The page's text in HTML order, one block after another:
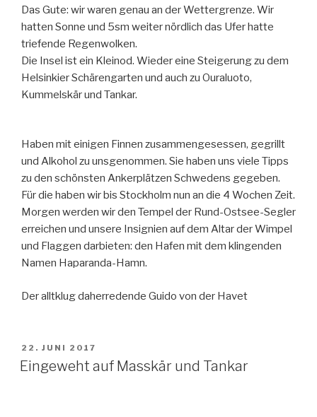
Das Gute: wir waren genau an der Wettergrenze. Wir
hatten Sonne und 5sm weiter nördlich das Ufer hatte
triefende Regenwolken.
Die Insel ist ein Kleinod. Wieder eine Steigerung zu dem
Helsinkier Schärengarten und auch zu Ouraluoto,
Kummelskär und Tankar.
Haben mit einigen Finnen zusammengesessen, gegrillt
und Alkohol zu unsgenommen. Sie haben uns viele Tipps
zu den schönsten Ankerplätzen Schwedens gegeben.
Für die haben wir bis Stockholm nun an die 4 Wochen Zeit.
Morgen werden wir den Tempel der Rund-Ostsee-Segler
erreichen und unsere Insignien auf dem Altar der Wimpel
und Flaggen darbieten: den Hafen mit dem klingenden
Namen Haparanda-Hamn.
Der alltklug daherredende Guido von der Havet
VERÖFFENTLICHT
AM
22. JUNI 2017
Eingeweht auf Masskär und Tankar